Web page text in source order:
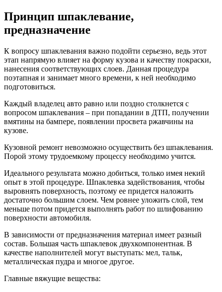
Принцип шпаклевание,
предназначение
К вопросу шпаклевания важно подойти серьезно, ведь этот
этап напрямую влияет на форму кузова и качеству покраски,
нанесения соответствующих слоев. Данная процедура
поэтапная и занимает много времени, к ней необходимо
подготовиться.
Каждый владелец авто равно или поздно столкнется с
вопросом шпаклевания – при попадании в ДТП, получении
вмятины на бампере, появлении просвета ржавчины на
кузове.
Кузовной ремонт невозможно осуществить без шпаклевания.
Порой этому трудоемкому процессу необходимо учится.
Идеального результата можно добиться, только имея некий
опыт в этой процедуре. Шпаклевка задействования, чтобы
выровнять поверхность, поэтому ее придется наложить
достаточно большим слоем. Чем ровнее уложить слой, тем
меньше потом придется выполнять работ по шлифованию
поверхности автомобиля.
В зависимости от предназначения материал имеет разный
состав. Большая часть шпаклевок двухкомпонентная. В
качестве наполнителей могут выступать: мел, тальк,
металлическая пудра и многое другое.
Главные вяжущие вещества: